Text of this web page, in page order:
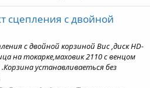
сцепления с двойной
с двойной корзиной Вис ,диск HD-
на токарке,маховик 2110 с венцом
устанавливаеться без